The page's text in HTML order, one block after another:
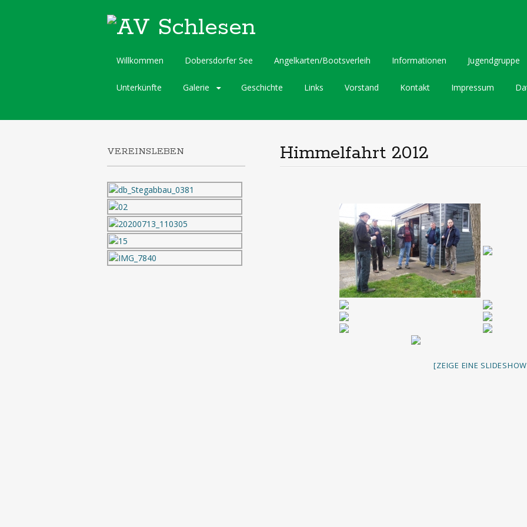
Skip
content
Willkommen Dobersdorfer See Angelkarten/Bootsverleih Informationen Jugendgruppe
Unterkünfte Galerie Geschichte Links Vorstand Kontakt Impressum
Himmelfahrt 2012
[ZEIGE EINE
VEREINSLEBEN